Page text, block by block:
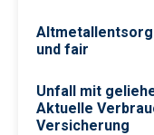
und fair
Unfall mit
Aktuelle
Versicherung